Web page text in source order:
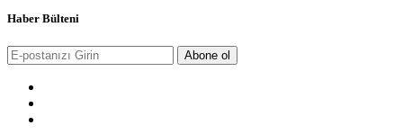
Haber Bülteni
Abone ol